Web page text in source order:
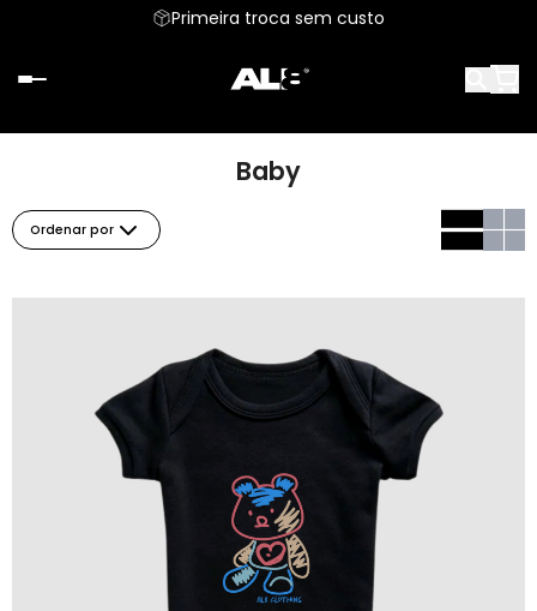
Primeira troca sem custo
Baby
Ordenar por